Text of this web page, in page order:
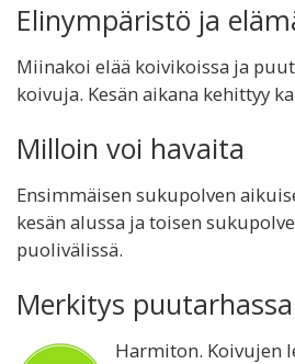
Elinympäristö ja
Miinakoi elää koivikoissa ja
koivuja. Kesän aikana kehittyy
Milloin voi havaita
Ensimmäisen sukupolven
kesän alussa ja toisen
puolivälissä.
Merkitys puutarhassa
Harmiton. Koivujen